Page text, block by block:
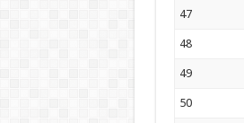
47
48
49
50